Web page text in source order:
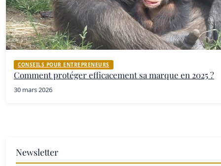
CONSEILS POUR ENTREPRENEURS
Comment protéger efficacement sa marque en 2025 ?
30 mars 2026
Newsletter